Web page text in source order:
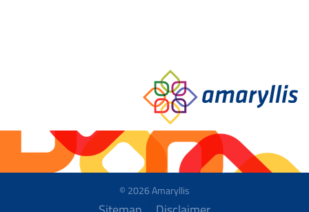
© 2026 Amaryllis